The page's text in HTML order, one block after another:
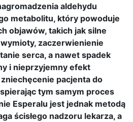
aldehydu
metabolitu, który powoduje
objawów, takich jak silne
zaczerwienienie
serca, a nawet spadek
i nieprzyjemny efekt
pacjenta do
tym samym proces
Esperalu jest jednak metodą
ścisłego nadzoru lekarza, a